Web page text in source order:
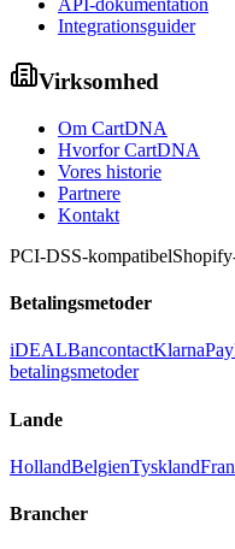
API-dokumentation
Integrationsguider
Virksomhed
Om CartDNA
Hvorfor CartDNA
Vores historie
Partnere
Kontakt
PCI-DSS-kompatibel
Betalingsmetoder
iDEALBancontactKlarna
betalingsmetoder
Lande
HollandBelgienTyskland
Brancher